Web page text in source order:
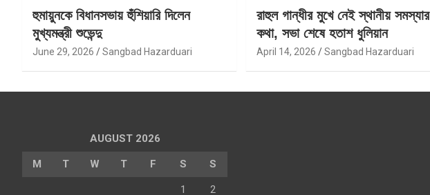
হুমায়ুনকে বিধানসভায় হুঁশিয়ারি দিলেন
মুখ্যমন্ত্রী শুভেন্দু
June 29, 2026 Sangbad Hazarduari
রাহুল গান্ধীর মুখে নেই স্থানীয় সমস্যার
কথা, সভা শেষে হতাশ ধুলিয়ান
April 14, 2026 Sangbad Hazarduari
AUGUST 2026
M T W T F S S
1 2